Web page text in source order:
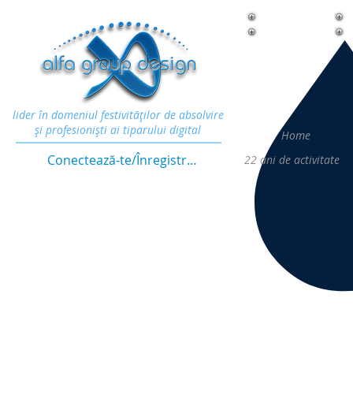
Home
22 ani de activitate
lider în domeniul festivităţilor de absolvire
şi profesionişti ai tiparului digital
Conectează-te/Înregistrează-te